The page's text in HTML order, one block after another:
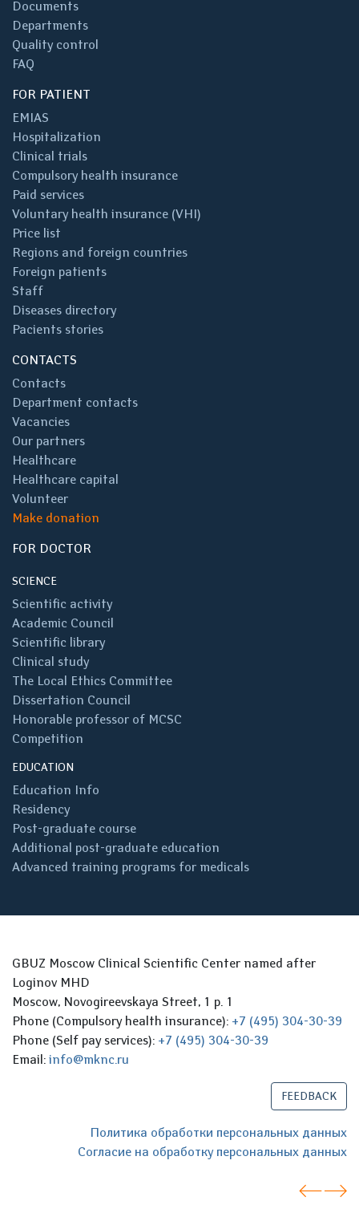
Documents
Departments
Quality control
FAQ
FOR PATIENT
EMIAS
Hospitalization
Clinical trials
Compulsory health insurance
Paid services
Voluntary health insurance (VHI)
Price list
Regions and foreign countries
Foreign patients
Staff
Diseases directory
Pacients stories
CONTACTS
Contacts
Department contacts
Vacancies
Our partners
Healthcare
Healthcare capital
Volunteer
Make donation
FOR DOCTOR
SCIENCE
Scientific activity
Academic Council
Scientific library
Clinical study
The Local Ethics Committee
Dissertation Council
Honorable professor of MCSC
Competition
EDUCATION
Education Info
Residency
Post-graduate course
Additional post-graduate education
Advanced training programs for medicals
GBUZ Moscow Clinical Scientific Center named after
Loginov MHD
Moscow, Novogireevskaya Street, 1 p. 1
Phone (Compulsory health insurance): +7 (495) 304-30-39
Phone (Self pay services): +7 (495) 304-30-39
Email: info@mknc.ru
FEEDBACK
Политика обработки персональных данных
Согласие на обработку персональных данных